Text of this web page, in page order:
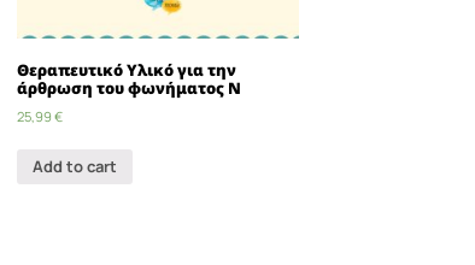
Θεραπευτικό Υλικό για την
άρθρωση του φωνήματος Ν
25,99 €
Add to cart